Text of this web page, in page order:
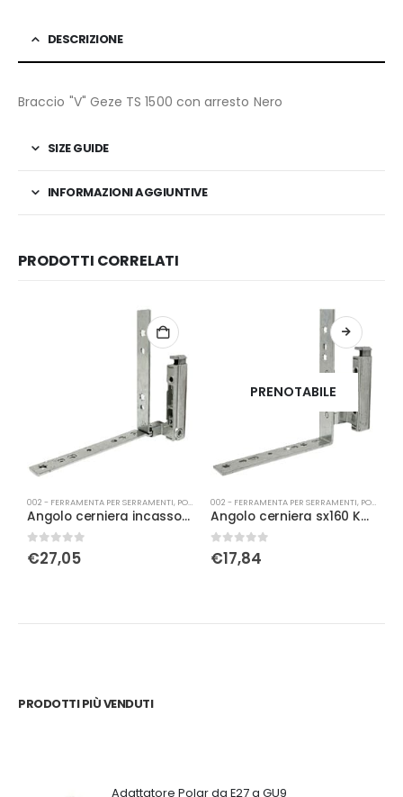
DESCRIZIONE
Braccio "V" Geze TS 1500 con arresto Nero
SIZE GUIDE
INFORMAZIONI AGGIUNTIVE
PRODOTTI CORRELATI
002 - FERRAMENTA PER SERRAMENTI, PORTE
Angolo cerniera incasso sx kg 130 4/15-9 argento
0Su 5
€27,05
PRENOTABILE
002 - FERRAMENTA PER SERRAMENTI, PORTA-FINESTRA
Angolo cerniera sx160 KG per portafinestra con fissaggio battuta 12/18-9 arg.
0Su 5
€17,84
PRODOTTI PIÙ VENDUTI
Adattatore Polar da E27 a GU9